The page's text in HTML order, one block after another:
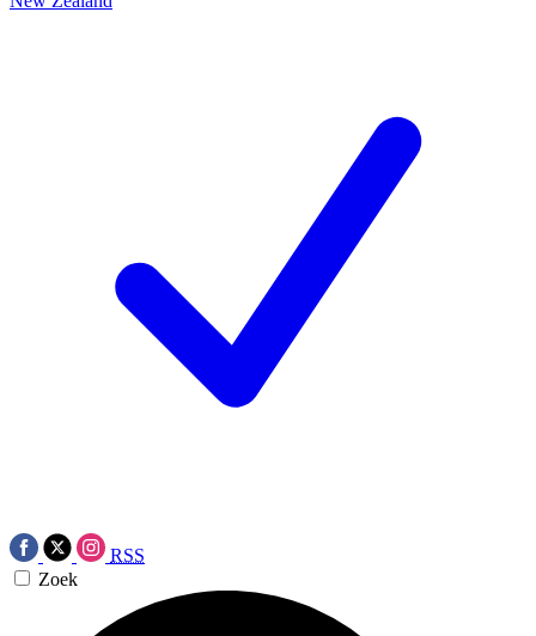
RSS
Zoek